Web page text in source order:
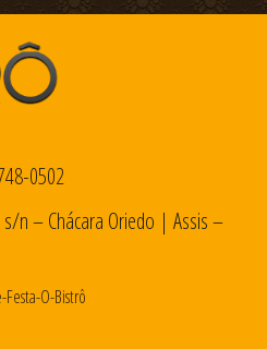
0502
s/n – Chácara Oriedo | Assis –
O-Bistrô